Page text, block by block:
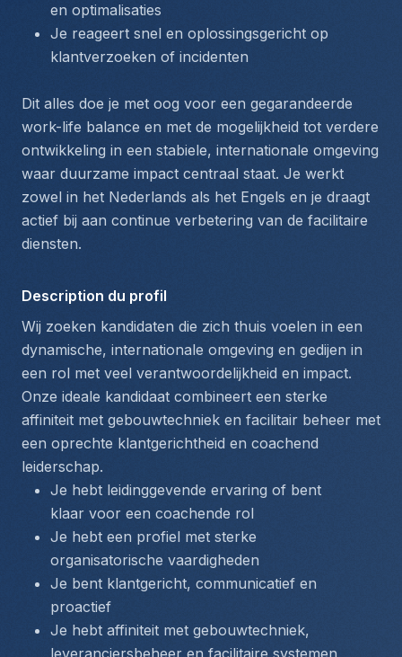
en optimalisaties
Je reageert snel en oplossingsgericht op
klantverzoeken of incidenten
Dit alles doe je met oog voor een gegarandeerde
work-life balance en met de mogelijkheid tot verdere
ontwikkeling in een stabiele, internationale omgeving
waar duurzame impact centraal staat. Je werkt
zowel in het Nederlands als het Engels en je draagt
actief bij aan continue verbetering van de facilitaire
diensten.
Description du profil
Wij zoeken kandidaten die zich thuis voelen in een
dynamische, internationale omgeving en gedijen in
een rol met veel verantwoordelijkheid en impact.
Onze ideale kandidaat combineert een sterke
affiniteit met gebouwtechniek en facilitair beheer met
een oprechte klantgerichtheid en coachend
leiderschap.
Je hebt leidinggevende ervaring of bent
klaar voor een coachende rol
Je hebt een profiel met sterke
organisatorische vaardigheden
Je bent klantgericht, communicatief en
proactief
Je hebt affiniteit met gebouwtechniek,
leveranciersbeheer en facilitaire systemen